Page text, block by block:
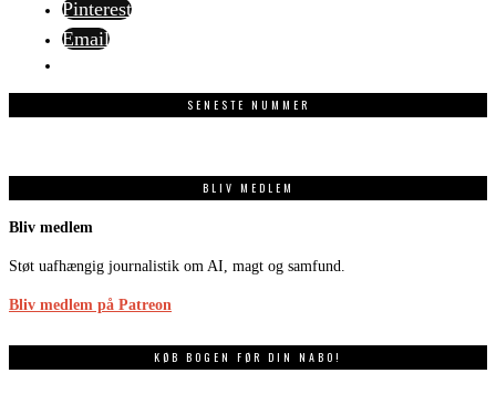
Pinterest
Email
SENESTE NUMMER
BLIV MEDLEM
Bliv medlem
Støt uafhængig journalistik om AI, magt og samfund.
Bliv medlem på Patreon
KØB BOGEN FØR DIN NABO!